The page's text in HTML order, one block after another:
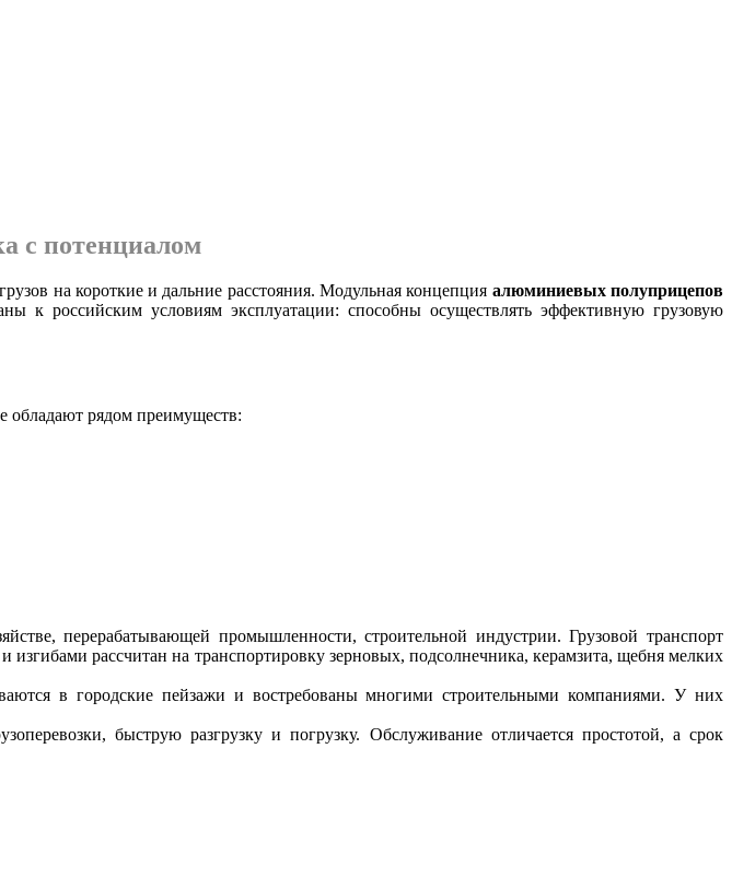
с потенциалом
на короткие и дальние расстояния. Модульная концепция алюминиевых полуприцепов
к российским условиям эксплуатации: способны осуществлять эффективную грузовую
обладают рядом преимуществ:
перерабатывающей промышленности, строительной индустрии. Грузовой транспорт
рассчитан на транспортировку зерновых, подсолнечника, керамзита, щебня мелких
в городские пейзажи и востребованы многими строительными компаниями. У них
быструю разгрузку и погрузку. Обслуживание отличается простотой, а срок